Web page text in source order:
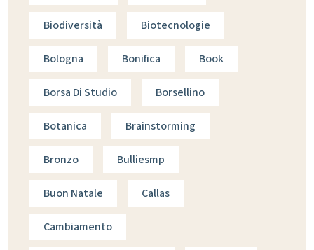
Biodiversità Biotecnologie
Bologna Bonifica Book
Borsa Di Studio Borsellino
Botanica Brainstorming
Bronzo Bulliesmp
Buon Natale Callas
Cambiamento